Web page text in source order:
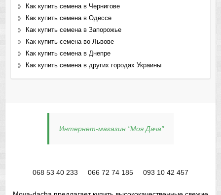
Как купить семена в Чернигове
Как купить семена в Одессе
Как купить семена в Запорожье
Как купить семена во Львове
Как купить семена в Днепре
Как купить семена в других городах Украины
Интернет-магазин "Моя Дача"
068 53 40 233 066 72 74 185 093 10 42 457